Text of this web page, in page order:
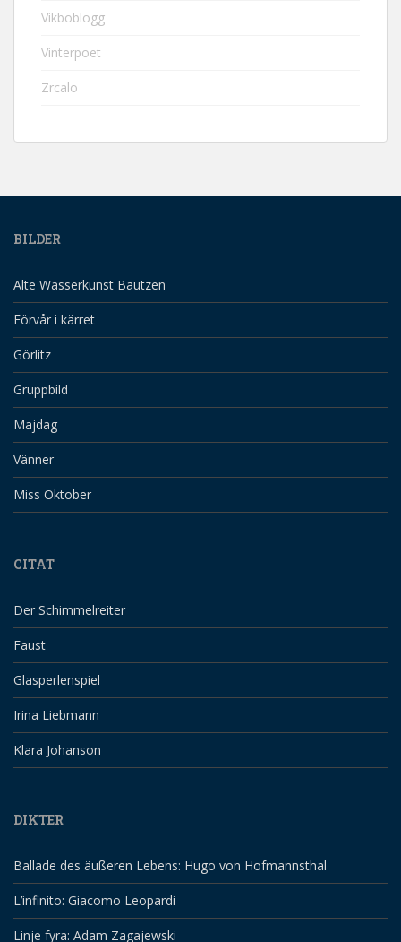
Vikboblogg
Vinterpoet
Zrcalo
BILDER
Alte Wasserkunst Bautzen
Förvår i kärret
Görlitz
Gruppbild
Majdag
Vänner
Miss Oktober
CITAT
Der Schimmelreiter
Faust
Glasperlenspiel
Irina Liebmann
Klara Johanson
DIKTER
Ballade des äußeren Lebens: Hugo von Hofmannsthal
L’infinito: Giacomo Leopardi
Linje fyra: Adam Zagajewski